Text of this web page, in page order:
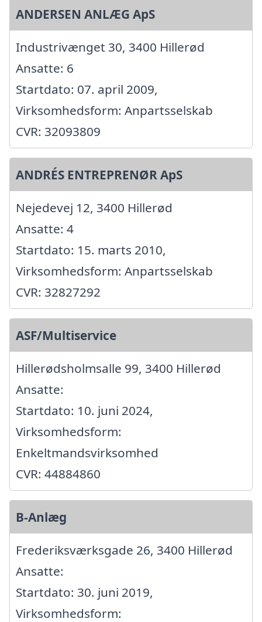
ANDERSEN ANLÆG ApS
Industrivænget 30, 3400 Hillerød
Ansatte: 6
Startdato: 07. april 2009,
Virksomhedsform: Anpartsselskab
CVR: 32093809
ANDRÉS ENTREPRENØR ApS
Nejedevej 12, 3400 Hillerød
Ansatte: 4
Startdato: 15. marts 2010,
Virksomhedsform: Anpartsselskab
CVR: 32827292
ASF/Multiservice
Hillerødsholmsalle 99, 3400 Hillerød
Ansatte:
Startdato: 10. juni 2024,
Virksomhedsform:
Enkeltmandsvirksomhed
CVR: 44884860
B-Anlæg
Frederiksværksgade 26, 3400 Hillerød
Ansatte:
Startdato: 30. juni 2019,
Virksomhedsform: